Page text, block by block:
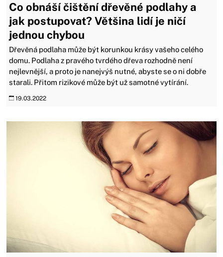
Co obnáší čištění dřevěné podlahy a
jak postupovat? Většina lidí je ničí
jednou chybou
Dřevěná podlaha může být korunkou krásy vašeho celého
domu. Podlaha z pravého tvrdého dřeva rozhodně není
nejlevnější, a proto je nanejvýš nutné, abyste se o ni dobře
starali. Přitom rizikové může být už samotné vytírání.
19.03.2022